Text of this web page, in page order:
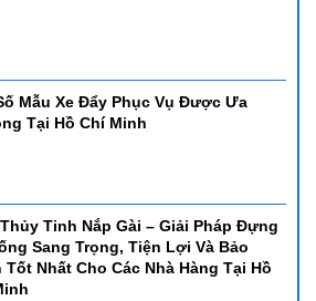
Mẫu Xe Đẩy Phục Vụ Được Ưa
Tại Hồ Chí Minh
Tinh Nắp Gài – Giải Pháp Đựng
Sang Trọng, Tiện Lợi Và Bảo
Tốt Nhất Cho Các Nhà Hàng Tại Hồ